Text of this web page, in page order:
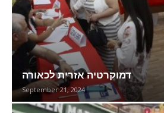
דמוקרטיה אזרית לכאורה
September 21, 2024